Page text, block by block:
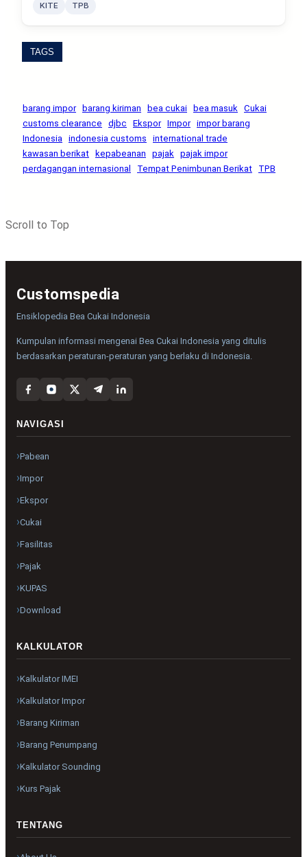
KITE
TPB
TAGS
barang impor barang kiriman bea cukai bea masuk Cukai
customs clearance
djbc Ekspor Impor impor barang
Indonesia indonesia customs
international trade
kawasan berikat
kepabeanan pajak pajak impor
perdagangan internasional
Tempat Penimbunan Berikat TPB
Scroll to Top
Customspedia
Ensiklopedia Bea Cukai Indonesia
Kumpulan informasi mengenai Bea Cukai Indonesia yang ditulis
berdasarkan peraturan-peraturan yang berlaku di Indonesia.
NAVIGASI
Pabean
Impor
Ekspor
Cukai
Fasilitas
Pajak
KUPAS
Download
KALKULATOR
Kalkulator IMEI
Kalkulator Impor
Barang Kiriman
Barang Penumpang
Kalkulator Sounding
Kurs Pajak
TENTANG